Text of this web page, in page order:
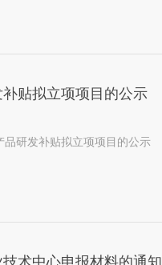
贴拟立项项目的公示
品研发补贴拟立项项目的公示
术中心申报材料的通知